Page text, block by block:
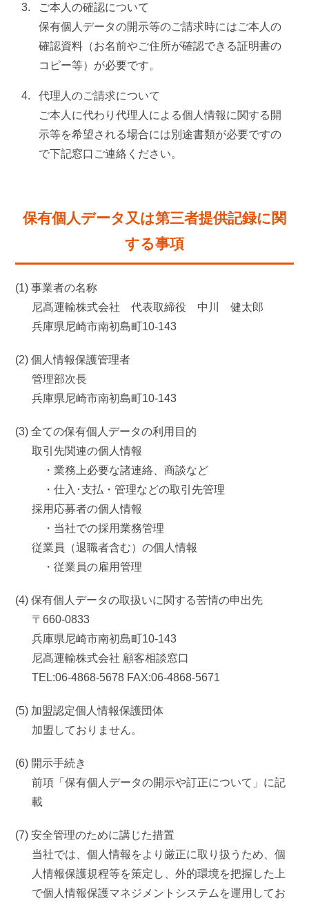
ご本人の確認について
保有個人データの開示等のご請求時にはご本人の
確認資料（お名前やご住所が確認できる証明書の
コピー等）が必要です。
代理人のご請求について
ご本人に代わり代理人による個人情報に関する開
示等を希望される場合には別途書類が必要ですの
で下記窓口ご連絡ください。
保有個人データ又は第三者提供記録に関
する事項
(1) 事業者の名称
尼髙運輸株式会社 代表取締役 中川 健太郎
兵庫県尼崎市南初島町10-143
(2) 個人情報保護管理者
管理部次長
兵庫県尼崎市南初島町10-143
(3) 全ての保有個人データの利用目的
取引先関連の個人情報
・業務上必要な諸連絡、商談など
・仕入･支払・管理などの取引先管理
採用応募者の個人情報
・当社での採用業務管理
従業員（退職者含む）の個人情報
・従業員の雇用管理
(4) 保有個人データの取扱いに関する苦情の申出先
〒660-0833
兵庫県尼崎市南初島町10-143
尼髙運輸株式会社 顧客相談窓口
TEL:06-4868-5678 FAX:06-4868-5671
(5) 加盟認定個人情報保護団体
加盟しておりません。
(6) 開示手続き
前項「保有個人データの開示や訂正について」に記
載
(7) 安全管理のために講じた措置
当社では、個人情報をより厳正に取り扱うため、個
人情報保護規程等を策定し、外的環境を把握した上
で個人情報保護マネジメントシステムを運用してお